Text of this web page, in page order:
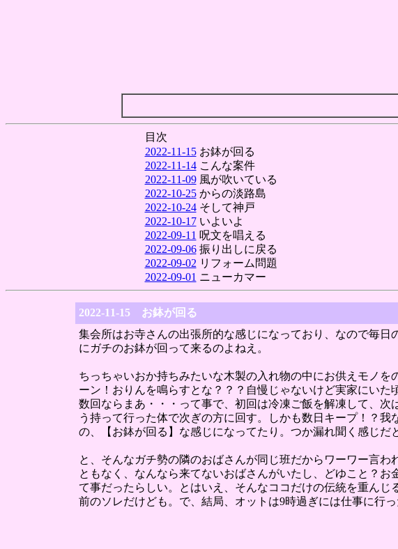
目次
2022-11-15お鉢が回る
2022-11-14こんな案件
2022-11-09風が吹いている
2022-10-25からの淡路島
2022-10-24そして神戸
2022-10-17いよいよ
2022-09-11 呪文を唱える
2022-09-06振り出しに戻る
2022-09-02 リフォーム問題
2022-09-01 ニューカマー
2022-11-15 お鉢が回る
集会所はお寺さんの出張所的な感じになっており、なので毎
にガチのお鉢が回って来るのよねえ。
ちっちゃいおか持ちみたいな木製の入れ物の中にお供えモノ
ーン！おりんを鳴らすとな？？？自慢じゃないけど実家にい
数回ならまあ・・・って事で、初回は冷凍ご飯を解凍して、
う持って行った体で次ぎの方に回す。しかも数日キープ！？
の、【お鉢が回る】な感じになってたり。つか漏れ聞く感じだ
と、そんなガチ勢の隣のおばさんが同じ班だからワーワー言
ともなく、なんなら来てないおばさんがいたし、どゆこと？
て事だったらしい。とはいえ、そんなココだけの伝統を重ん
前のソレだけども。で、結局、オットは9時過ぎには仕事に行